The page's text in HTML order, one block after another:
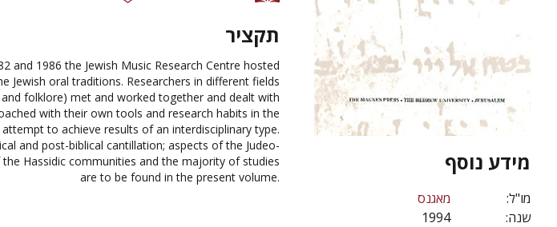
מידע נוסף
מו"ל:
מאגנס
שנה:
1994
תקציר
and 1986 the Jewish Music Research Centre hosted
Jewish oral traditions. Researchers in different fields
folklore) met and worked together and dealt with
with their own tools and research habits in the
attempt to achieve results of an interdisciplinary type.
and post-biblical cantillation; aspects of the Judeo-
Hassidic communities and the majority of studies
are to be found in the present volume.